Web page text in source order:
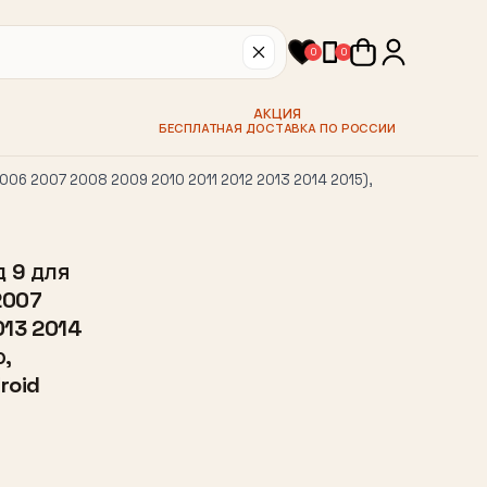
0 0
АКЦИЯ
БЕСПЛАТНАЯ ДОСТАВКА ПО РОССИИ
2007 2008 2009 2010 2011 2012 2013 2014 2015),
9 для
2014